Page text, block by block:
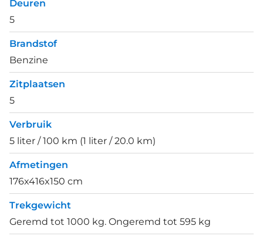
Deuren
5
Brandstof
Benzine
Zitplaatsen
5
Verbruik
5 liter / 100 km (1 liter / 20.0 km)
Afmetingen
176x416x150 cm
Trekgewicht
Geremd tot 1000 kg. Ongeremd tot 595 kg